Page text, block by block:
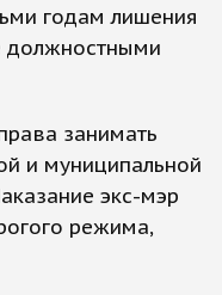
годам лишения
должностными
занимать
и муниципальной
экс-мэр
режима,